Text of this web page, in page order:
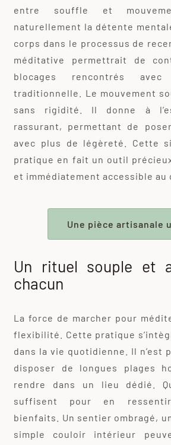
entre souffle et
naturellement la détente
corps dans le processus de
méditative permettrait de
blocages rencontrés
traditionnelle. Le mouvement
sans rigidité. Il donne à
rassurant, permettant de
avec plus de légèreté. Cette
pratique en fait un outil
et immédiatement accessible au
Une pièce artisanale
Un rituel souple et
chacun
La force de marcher pour
flexibilité. Cette pratique
dans la vie quotidienne. Il n’est
disposer de longues plages
rendre dans un lieu dédié.
suffisent pour en
bienfaits. Un sentier ombragé,
simple couloir intérieur